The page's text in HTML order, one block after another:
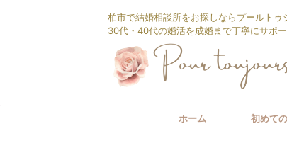
柏市で結婚相談所をお探しならプールト
30代・40代の婚活を成婚まで丁寧にサポー
ホーム 初めて